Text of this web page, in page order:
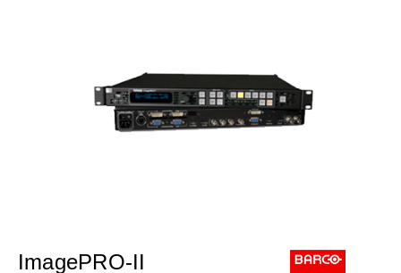
ImagePRO-II